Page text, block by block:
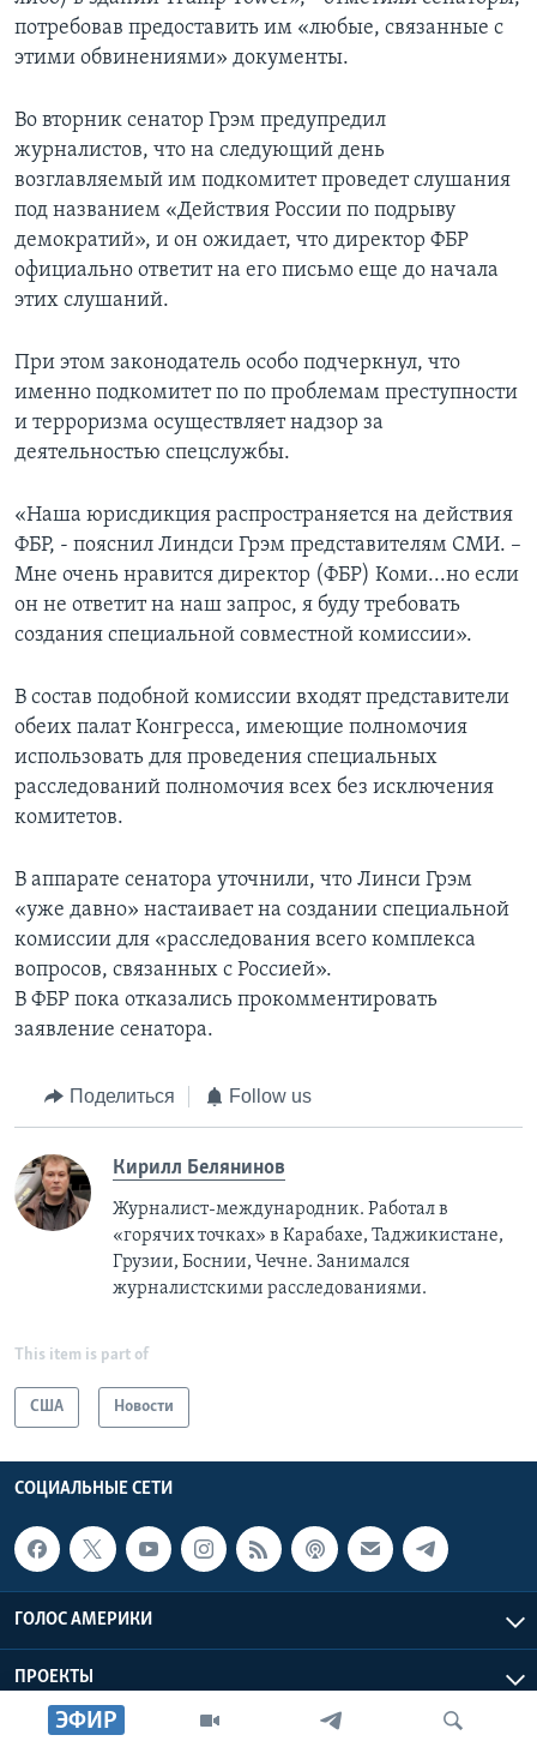
ЭФИР
потребовав предоставить им «любые, связанные с
этими обвинениями» документы.
Во вторник сенатор Грэм предупредил
журналистов, что на следующий день
возглавляемый им подкомитет проведет слушания
под названием «Действия России по подрыву
демократий», и он ожидает, что директор ФБР
официально ответит на его письмо еще до начала
этих слушаний.
При этом законодатель особо подчеркнул, что
именно подкомитет по по проблемам преступности
и терроризма осуществляет надзор за
деятельностью спецслужбы.
«Наша юрисдикция распространяется на действия
ФБР, - пояснил Линдси Грэм представителям СМИ. –
Мне очень нравится директор (ФБР) Коми...но если
он не ответит на наш запрос, я буду требовать
создания специальной совместной комиссии».
В состав подобной комиссии входят представители
обеих палат Конгресса, имеющие полномочия
использовать для проведения специальных
расследований полномочия всех без исключения
комитетов.
В аппарате сенатора уточнили, что Линси Грэм
«уже давно» настаивает на создании специальной
комиссии для «расследования всего комплекса
вопросов, связанных с Россией».
В ФБР пока отказались прокомментировать
заявление сенатора.
Поделиться Follow us
Кирилл Белянинов
Журналист-международник. Работал в
«горячих точках» в Карабахе, Таджикистане,
Грузии, Боснии, Чечне. Занимался
журналистскими расследованиями.
This item is part of
США Новости
СОЦИАЛЬНЫЕ СЕТИ
ГОЛОС АМЕРИКИ
ПРОЕКТЫ